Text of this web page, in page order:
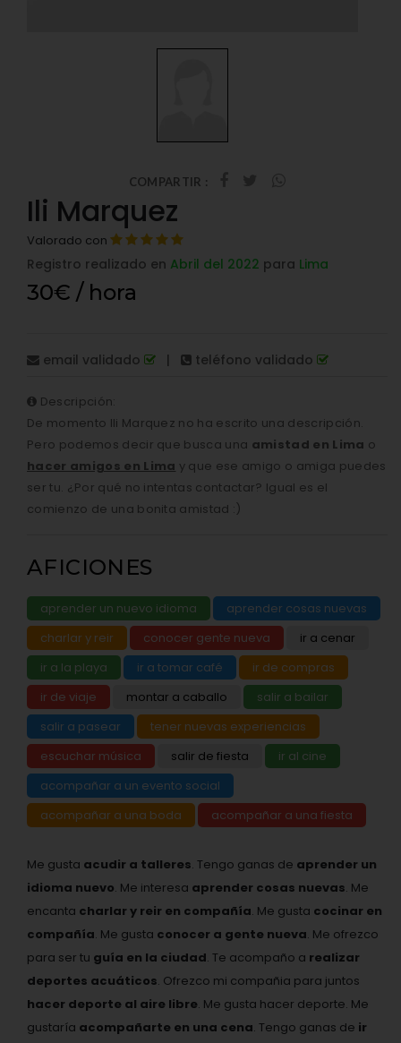
COMPARTIR :
Ili Marquez
Valorado con
Registro realizado en Abril del 2022 para Lima
30€ / hora
email validado | teléfono validado
Descripción:
De momento Ili Marquez no ha escrito una descripción.
Pero podemos decir que busca una amistad en Lima o
hacer amigos en Lima y que ese amigo o amiga puedes
ser tu. ¿Por qué no intentas contactar? Igual es el
comienzo de una bonita amistad :)
AFICIONES
aprender un nuevo idioma
aprender cosas nuevas
charlar y reir
conocer gente nueva
ir a cenar
ir a la playa
ir a tomar café
ir de compras
ir de viaje
montar a caballo
salir a bailar
salir a pasear
tener nuevas experiencias
escuchar música
salir de fiesta
ir al cine
acompañar a un evento social
acompañar a una boda
acompañar a una fiesta
Me gusta acudir a talleres. Tengo ganas de aprender un
idioma nuevo. Me interesa aprender cosas nuevas. Me
encanta charlar y reir en compañía. Me gusta cocinar en
compañía. Me gusta conocer a gente nueva. Me ofrezco
para ser tu guía en la ciudad. Te acompaño a realizar
deportes acuáticos. Ofrezco mi compañia para juntos
hacer deporte al aire libre. Me gusta hacer deporte. Me
gustaría acompañarte en una cena. Tengo ganas de ir